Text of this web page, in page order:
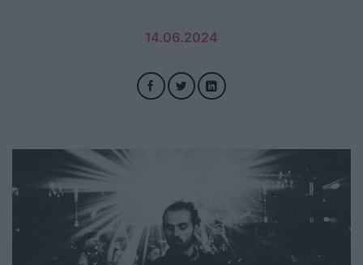
14.06.2024